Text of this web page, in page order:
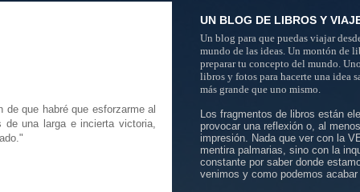
que habré que esforzarme al
una larga e incierta victoria,
UN BLOG DE LIBROS Y
Un blog para que puedas viajar
mundo de las ideas. Un montón de
preparar tu concepto del mundo.
libros y fotos para hacerte una idea
más grande que uno mismo.
Los fragmentos de libros están
provocar una reflexión o, al
impresión. Nada que ver con la
mentira palmarias, sino con la
constante por saber donde
venimos y como podemos acabar